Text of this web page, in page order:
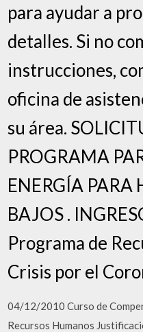
para ayudar a
detalles. Si no
instrucciones,
oficina de
su área.
PROGRAMA
ENERGÍA PARA
BAJOS .
Programa de
Crisis por el
04/12/2010 Curso de
Recursos Humanos